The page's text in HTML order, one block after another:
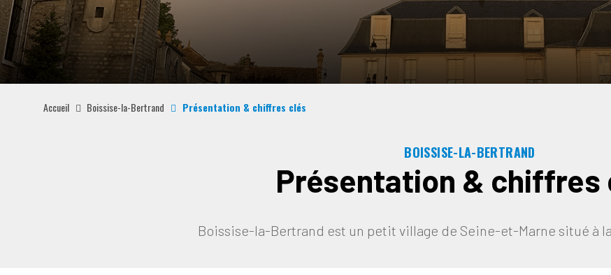
Accueil Boissise-la-Bertrand Présentation & chiffres clés
BOISSISE-LA-BERTRAND
Présentation & chiffres
Boissise-la-Bertrand est un petit village de Seine-et-Marne situé à